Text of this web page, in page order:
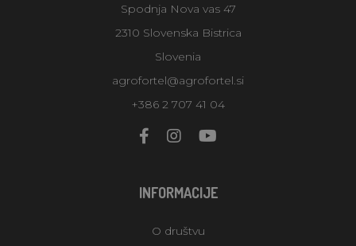
Spodnja Nova vas 47
2310 Slovenska Bistrica
Slovenia
agrofortel@agrofortel.si
+386 2 707 41 04
INFORMACIJE
O društvu